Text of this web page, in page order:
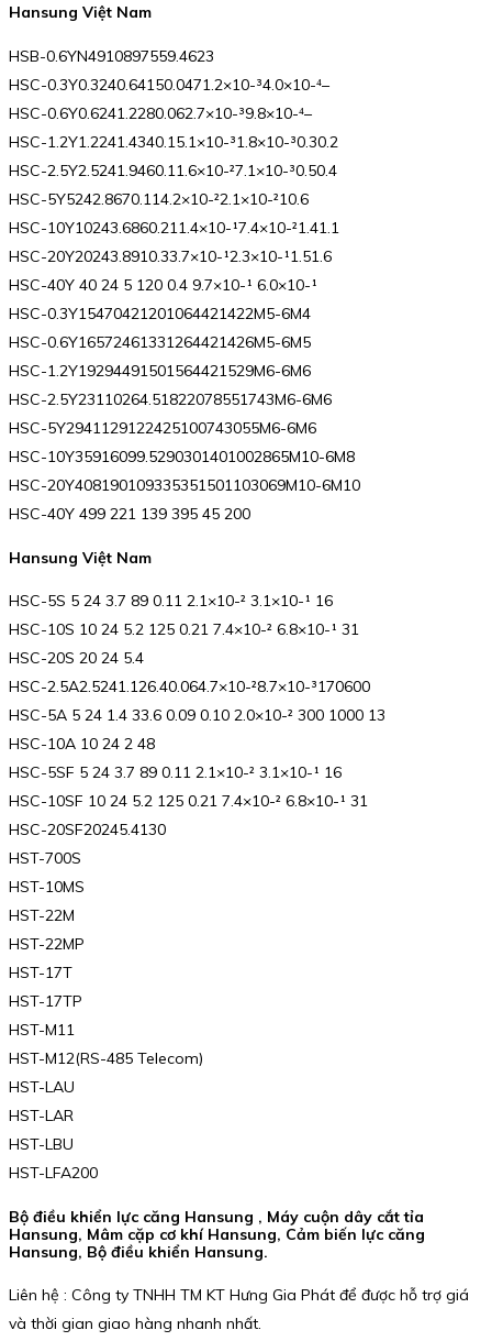
Hansung Việt Nam
HSB-0.6YN4910897559.4623
HSC-0.3Y0.3240.64150.0471.2×10-³4.0×10-⁴–
HSC-0.6Y0.6241.2280.062.7×10-³9.8×10-⁴–
HSC-1.2Y1.2241.4340.15.1×10-³1.8×10-³0.30.2
HSC-2.5Y2.5241.9460.11.6×10-²7.1×10-³0.50.4
HSC-5Y5242.8670.114.2×10-²2.1×10-²10.6
HSC-10Y10243.6860.211.4×10-¹7.4×10-²1.41.1
HSC-20Y20243.8910.33.7×10-¹2.3×10-¹1.51.6
HSC-40Y 40 24 5 120 0.4 9.7×10-¹ 6.0×10-¹
HSC-0.3Y15470421201064421422M5-6M4
HSC-0.6Y16572461331264421426M5-6M5
HSC-1.2Y19294491501564421529M6-6M6
HSC-2.5Y23110264.51822078551743M6-6M6
HSC-5Y2941129122425100743055M6-6M6
HSC-10Y35916099.5290301401002865M10-6M8
HSC-20Y408190109335351501103069M10-6M10
HSC-40Y 499 221 139 395 45 200
Hansung Việt Nam
HSC-5S 5 24 3.7 89 0.11 2.1×10-² 3.1×10-¹ 16
HSC-10S 10 24 5.2 125 0.21 7.4×10-² 6.8×10-¹ 31
HSC-20S 20 24 5.4
HSC-2.5A2.5241.126.40.064.7×10-²8.7×10-³170600
HSC-5A 5 24 1.4 33.6 0.09 0.10 2.0×10-² 300 1000 13
HSC-10A 10 24 2 48
HSC-5SF 5 24 3.7 89 0.11 2.1×10-² 3.1×10-¹ 16
HSC-10SF 10 24 5.2 125 0.21 7.4×10-² 6.8×10-¹ 31
HSC-20SF20245.4130
HST-700S
HST-10MS
HST-22M
HST-22MP
HST-17T
HST-17TP
HST-M11
HST-M12(RS-485 Telecom)
HST-LAU
HST-LAR
HST-LBU
HST-LFA200
Bộ điều khiển lực căng Hansung , Máy cuộn dây cắt tỉa
Hansung, Mâm cặp cơ khí Hansung, Cảm biến lực căng
Hansung, Bộ điều khiển Hansung.
Liên hệ : Công ty TNHH TM KT Hưng Gia Phát để được hỗ trợ giá
và thời gian giao hàng nhanh nhất.